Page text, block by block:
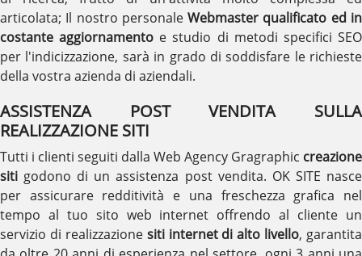
articolata; Il nostro personaleWebmaster qualificato ed in
costante aggiornamento e studio di metodi specifici SEO
per l'indicizzazione, sarà in grado di soddisfare le richieste
della vostra azienda di aziendali.
ASSISTENZA POST VENDITA SULLA
REALIZZAZIONE SITI
Tutti i clienti seguiti dalla Web Agency Gragraphic creazione
siti godono di un assistenza post vendita. OK SITE nasce
per assicurare redditività e una freschezza grafica nel
tempo al tuo sito web internet offrendo al cliente un
servizio di realizzazione siti internet di alto livello, garantita